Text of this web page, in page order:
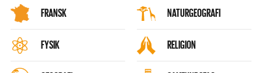
FRANSK
FYSIK
NATURGEOGRAFI
RELIGION